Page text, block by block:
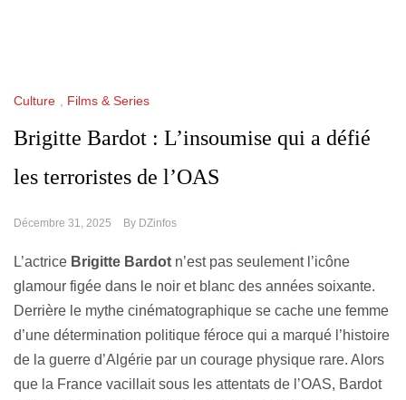
Culture Films & Series
Brigitte Bardot : L’insoumise qui a défié
les terroristes de l’OAS
Décembre 31, 2025 By DZinfos
L’actrice Brigitte Bardot n’est pas seulement l’icône
glamour figée dans le noir et blanc des années soixante.
Derrière le mythe cinématographique se cache une femme
d’une détermination politique féroce qui a marqué l’histoire
de la guerre d’Algérie par un courage physique rare. Alors
que la France vacillait sous les attentats de l’OAS, Bardot